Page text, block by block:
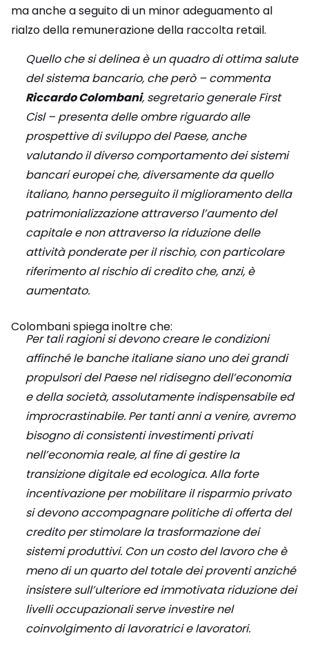
ma anche a seguito di un minor adeguamento al
rialzo della remunerazione della raccolta retail.
Quello che si delinea è un quadro di ottima salute
del sistema bancario, che però – commenta
Riccardo Colombani, segretario generale First
Cisl – presenta delle ombre riguardo alle
prospettive di sviluppo del Paese, anche
valutando il diverso comportamento dei sistemi
bancari europei che, diversamente da quello
italiano, hanno perseguito il miglioramento della
patrimonializzazione attraverso l’aumento del
capitale e non attraverso la riduzione delle
attività ponderate per il rischio, con particolare
riferimento al rischio di credito che, anzi, è
aumentato.
Colombani spiega inoltre che:
Per tali ragioni si devono creare le condizioni
affinché le banche italiane siano uno dei grandi
propulsori del Paese nel ridisegno dell’economia
e della società, assolutamente indispensabile ed
improcrastinabile. Per tanti anni a venire, avremo
bisogno di consistenti investimenti privati
nell’economia reale, al fine di gestire la
transizione digitale ed ecologica. Alla forte
incentivazione per mobilitare il risparmio privato
si devono accompagnare politiche di offerta del
credito per stimolare la trasformazione dei
sistemi produttivi. Con un costo del lavoro che è
meno di un quarto del totale dei proventi anziché
insistere sull’ulteriore ed immotivata riduzione dei
livelli occupazionali serve investire nel
coinvolgimento di lavoratrici e lavoratori.